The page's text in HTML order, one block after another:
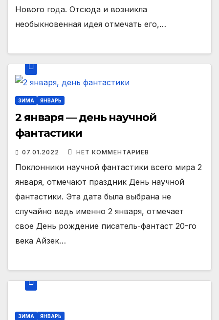
Нового года. Отсюда и возникла
необыкновенная идея отмечать его,…
ЗИМА ЯНВАРЬ
2 января — день научной
фантастики
07.01.2022 НЕТ КОММЕНТАРИЕВ
Поклонники научной фантастики всего мира 2
января, отмечают праздник День научной
фантастики. Эта дата была выбрана не
случайно ведь именно 2 января, отмечает
свое День рождение писатель-фантаст 20-го
века Айзек…
ЗИМА ЯНВАРЬ